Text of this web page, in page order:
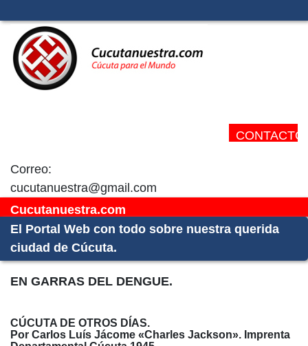
CONTACTO:
Correo:
cucutanuestra@gmail.com
Cucutanuestra.com
El Portal Web con todo sobre nuestra querida
ciudad de Cúcuta.
EN GARRAS DEL DENGUE.
CÚCUTA DE OTROS DÍAS.
Por Carlos Luís Jácome «Charles Jackson». Imprenta